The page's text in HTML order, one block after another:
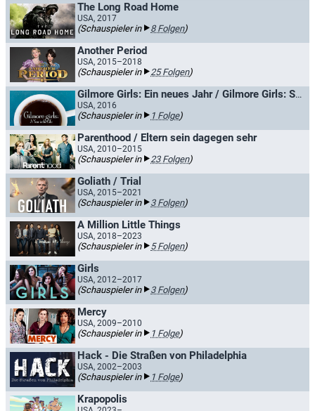
The Long Road Home
USA, 2017
(Schauspieler in 8 Folgen)
Another Period
USA, 2015–2018
(Schauspieler in 25 Folgen)
Gilmore Girls: Ein neues Jahr / Gilmore Girls: Seasons
USA, 2016
(Schauspieler in 1 Folge)
Parenthood / Eltern sein dagegen sehr
USA, 2010–2015
(Schauspieler in 23 Folgen)
Goliath / Trial
USA, 2015–2021
(Schauspieler in 3 Folgen)
A Million Little Things
USA, 2018–2023
(Schauspieler in 5 Folgen)
Girls
USA, 2012–2017
(Schauspieler in 3 Folgen)
Mercy
USA, 2009–2010
(Schauspieler in 1 Folge)
Hack - Die Straßen von Philadelphia
USA, 2002–2003
(Schauspieler in 1 Folge)
Krapopolis